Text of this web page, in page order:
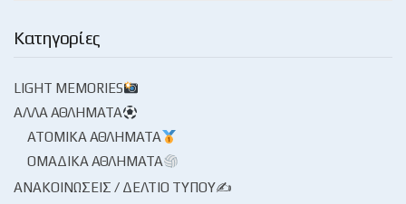
Κατηγορίες
LIGHT MEMORIES
ΆΛΛΑ ΑΘΛΉΜΑΤΑ
ΑΤΟΜΙΚΆ ΑΘΛΉΜΑΤΑ
ΟΜΑΔΙΚΆ ΑΘΛΉΜΑΤΑ
ΑΝΑΚΟΙΝΏΣΕΙΣ / ΔΕΛΤΊΟ ΤΎΠΟΥ✍